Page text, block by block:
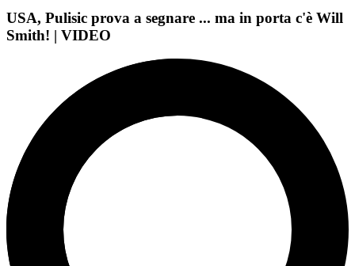
USA, Pulisic prova a segnare ... ma in porta c'è Will
Smith! | VIDEO